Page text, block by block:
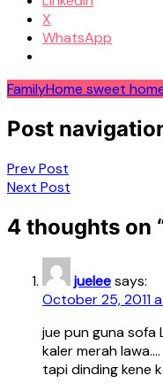
X
WhatsApp
FamilyHome sweet
Post
Prev Post
Next Post
4 thoughts on
jueleesays:
October 25, 2011
jue pun guna sofa
kaler merah lawa….
tapi dinding kene